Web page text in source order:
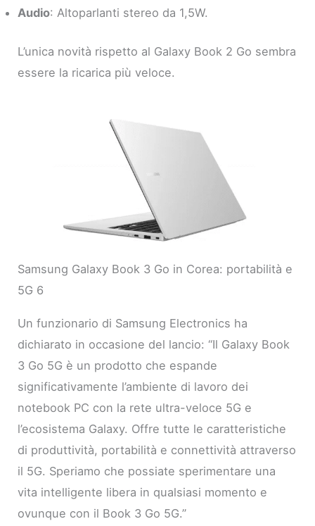
Audio: Altoparlanti stereo da 1,5W.
L’unica novità rispetto al Galaxy Book 2 Go sembra
essere la ricarica più veloce.
Samsung Galaxy Book 3 Go in Corea: portabilità e
5G 6
Un funzionario di Samsung Electronics ha
dichiarato in occasione del lancio: “Il Galaxy Book
3 Go 5G è un prodotto che espande
significativamente l’ambiente di lavoro dei
notebook PC con la rete ultra-veloce 5G e
l’ecosistema Galaxy. Offre tutte le caratteristiche
di produttività, portabilità e connettività attraverso
il 5G. Speriamo che possiate sperimentare una
vita intelligente libera in qualsiasi momento e
ovunque con il Book 3 Go 5G.”